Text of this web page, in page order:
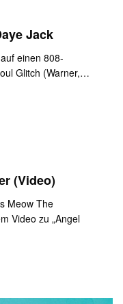
Jack
einen 808-
Glitch (Warner,…
(Video)
Meow The
Video zu „Angel